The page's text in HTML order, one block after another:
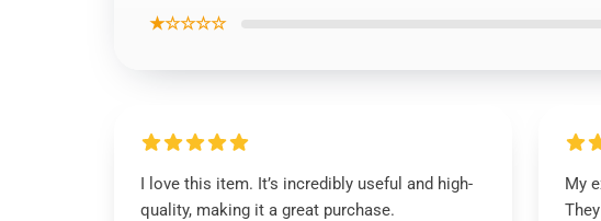
★☆☆☆☆
I love this item. It’s incredibly useful and high-
quality, making it a great purchase.
My